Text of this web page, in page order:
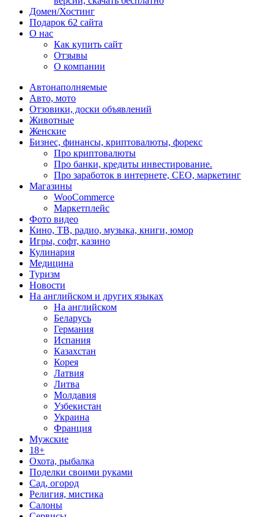
Домен/Хостинг
Подарок 62 сайта
О нас
Как купить сайт
Отзывы
О компании
Автонаполняемые
Авто, мото
Отзовики, доски объявлений
Животные
Женские
Бизнес, финансы, криптовалюты, форекс
Про криптовалюты
Про банки, кредиты инвестирование.
Про заработок в интернете, СЕО, маркетинг
Магазины
WooCommerce
Маркетплейс
Фото видео
Кино, ТВ, радио, музыка, книги, юмор
Игры, софт, казино
Кулинария
Медицина
Туризм
Новости
На английском и других языках
На английском
Беларусь
Германия
Испания
Казахстан
Корея
Латвия
Литва
Молдавия
Узбекистан
Украина
Франция
Мужские
18+
Охота, рыбалка
Поделки своими руками
Сад, огород
Религия, мистика
Салоны